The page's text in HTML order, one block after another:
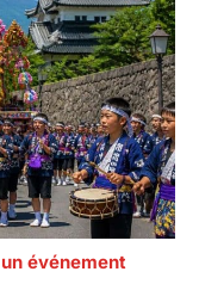
événement